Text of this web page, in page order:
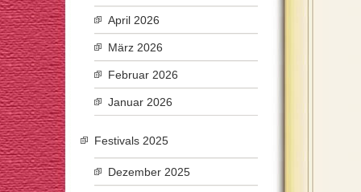
April 2026
März 2026
Februar 2026
Januar 2026
Festivals 2025
Dezember 2025